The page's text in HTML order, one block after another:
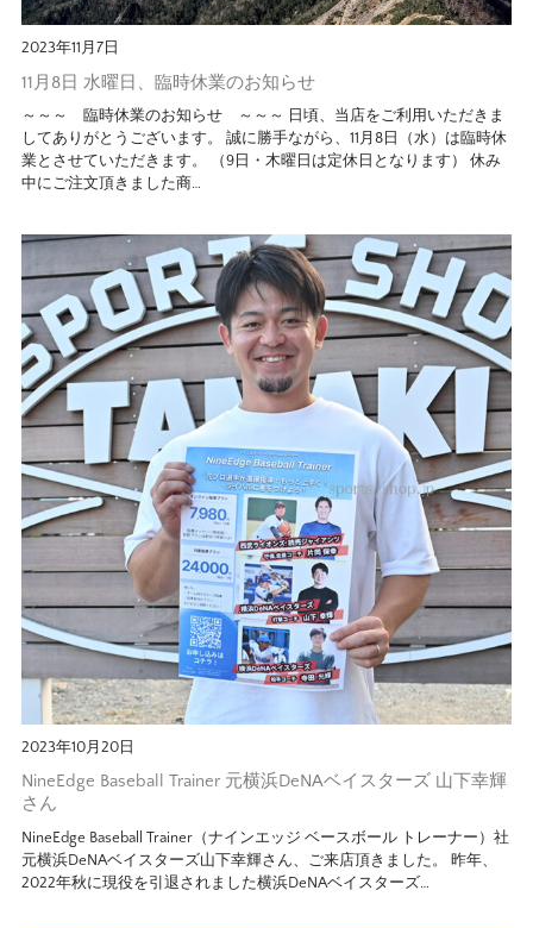
2023年11月7日
11月8日 水曜日、臨時休業のお知らせ
～～～ 臨時休業のお知らせ ～～～ 日頃、当店をご利用いただきま
してありがとうございます。 誠に勝手ながら、11月8日（水）は臨時休
業とさせていただきます。 （9日・木曜日は定休日となります） 休み
中にご注文頂きました商…
2023年10月20日
NineEdge Baseball Trainer 元横浜DeNAベイスターズ 山下幸輝
さん
NineEdge Baseball Trainer（ナインエッジ ベースボール トレーナー）社
元横浜DeNAベイスターズ山下幸輝さん、ご来店頂きました。 昨年、
2022年秋に現役を引退されました横浜DeNAベイスターズ…